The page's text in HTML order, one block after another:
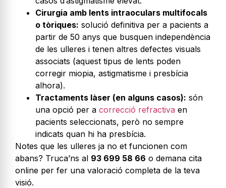
Cirurgia amb lents intraoculars multifocals
o tòriques: solució definitiva per a pacients a
partir de 50 anys que busquen independència
de les ulleres i tenen altres defectes visuals
associats (aquest tipus de lents poden
corregir miopia, astigmatisme i presbícia
alhora).
Tractaments làser (en alguns casos): són
una opció per a correcció refractiva en
pacients seleccionats, però no sempre
indicats quan hi ha presbícia.
Notes que les ulleres ja no et funcionen com
abans? Truca’ns al 93 699 58 66 o demana cita
online per fer una valoració completa de la teva
visió.